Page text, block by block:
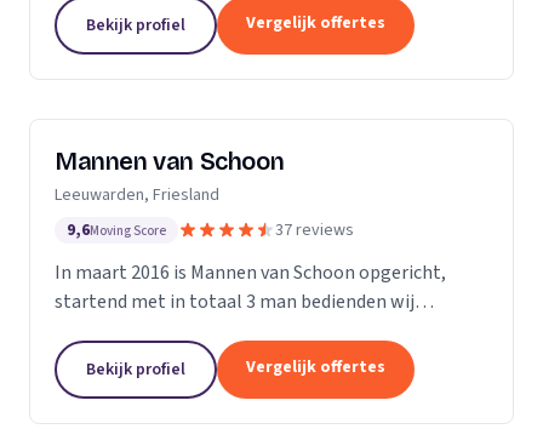
objecten zoals meubels en stoelen, zowel bij u
thuis...
Bekijk profiel Vergelijk offertes
Mannen van Schoon
Leeuwarden, Friesland
9,6Moving Score 37 reviews
In maart 2016 is Mannen van Schoon opgericht,
startend met in totaal 3 man bedienden wij
specialistische schoonmaak groeide Mannen van
Schoon al snel uit...
Bekijk profiel Vergelijk offertes